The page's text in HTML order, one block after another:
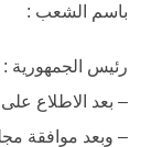
باسم الشعب :
رئيس الجمهورية :
– بعد الاطلاع
– وبعد موافقة